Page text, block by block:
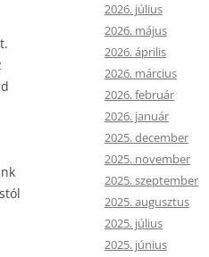
2026. július
2026. május
2026. április
2026. március
2026. február
2026. január
2025. december
2025. november
2025. szeptember
2025. augusztus
2025. július
2025. június